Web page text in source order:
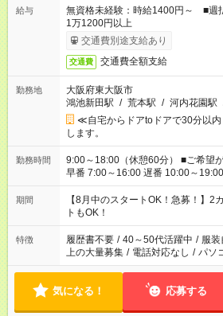
給与
無資格未経験：時給1400円～ ■
1万1200円以上
交通費別途支給あり
交通費 交通費全額支給
勤務地
大阪府東大阪市
鴻池新田駅 / 荒本駅 / 河内花園駅
≪自宅からドアtoドアで30分以
します。
勤務時間
9:00～18:00（休憩60分） ■ご希望があれば下記シフトもOK！
早番 7:00～16:00 遅番 10:00～19:00 夜
と休みを合わせたい」 「余裕を持
「できれば残業はしたくない」 な
ね。 ※Wワーク希望の方へ 今ご覧のお仕事で希望する勤務時間
と、もう1つのお仕事の勤務時間。
合は応募できません。
期間
【8月中のスタートOK！急募！】
トもOK！
特徴 履歴書不要 / 40～50代活躍中 / 服装
上の大量募集 / 電話対応なし / パソ
気になる！ 応募する